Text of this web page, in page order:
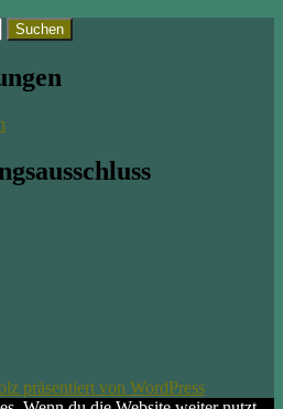
präsentiert von WordPress